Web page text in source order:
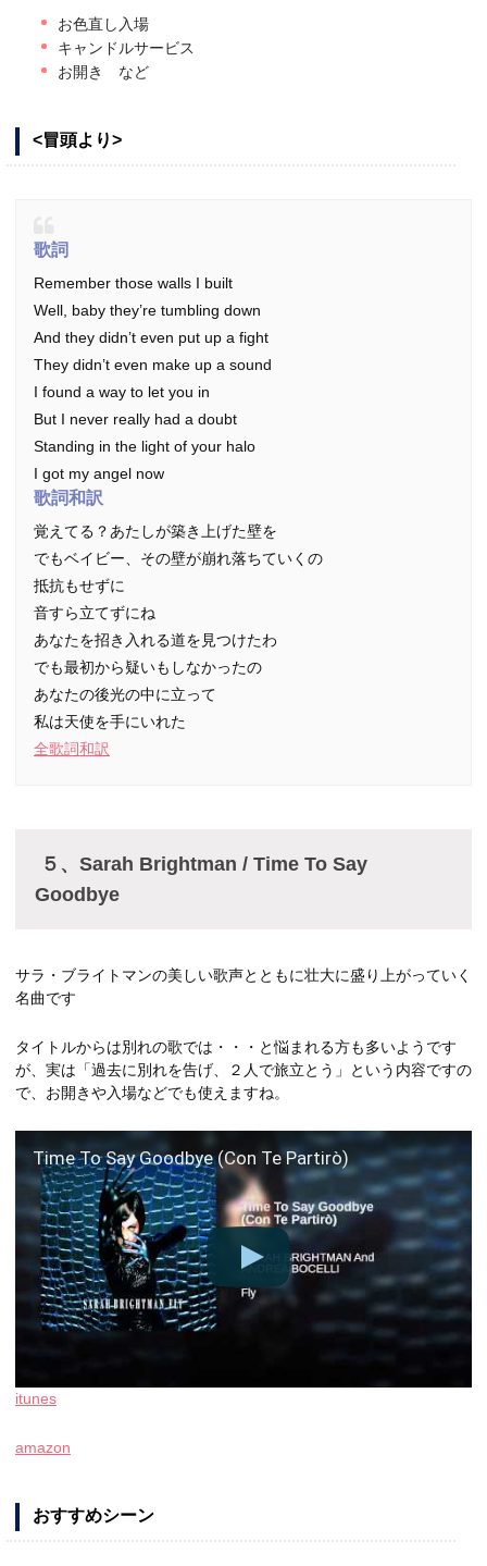
お色直し入場
キャンドルサービス
お開き など
<冒頭より>
歌詞
Remember those walls I built
Well, baby they’re tumbling down
And they didn’t even put up a fight
They didn’t even make up a sound
I found a way to let you in
But I never really had a doubt
Standing in the light of your halo
I got my angel now
歌詞和訳
覚えてる？あたしが築き上げた壁を
でもベイビー、その壁が崩れ落ちていくの
抵抗もせずに
音すら立てずにね
あなたを招き入れる道を見つけたわ
でも最初から疑いもしなかったの
あなたの後光の中に立って
私は天使を手にいれた
全歌詞和訳
５、Sarah Brightman / Time To Say
Goodbye
サラ・ブライトマンの美しい歌声とともに壮大に盛り上がっていく
名曲です
タイトルからは別れの歌では・・・と悩まれる方も多いようです
が、実は「過去に別れを告げ、２人で旅立とう」という内容ですの
で、お開きや入場などでも使えますね。
Time To Say Goodbye (Con Te Partirò)
itunes
amazon
おすすめシーン